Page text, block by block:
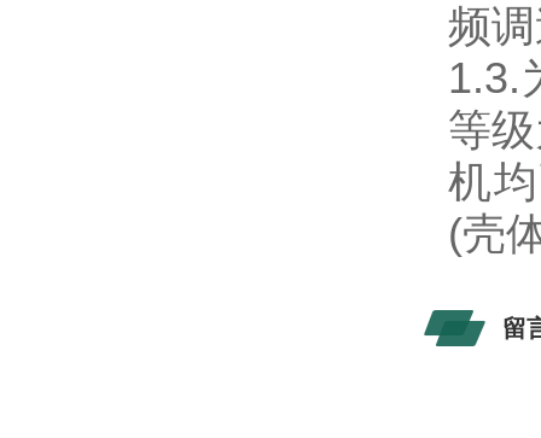
频
1.3.
等
机
(壳
留